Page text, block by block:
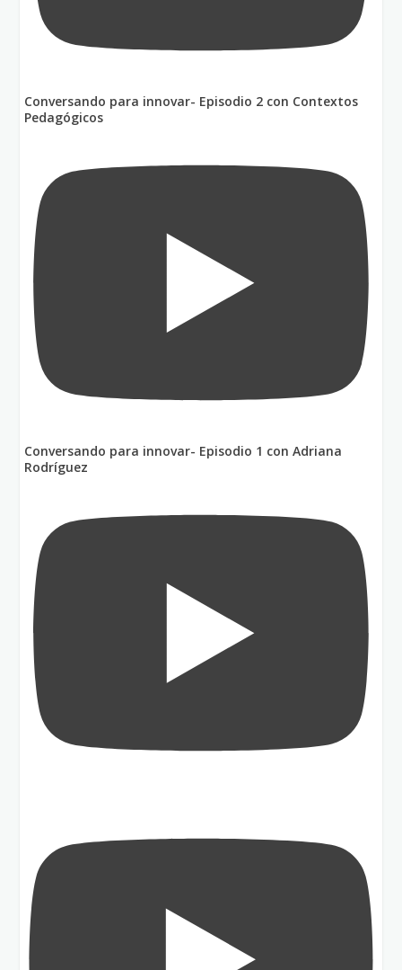
Conversando para innovar- Episodio 2 con Contextos
Pedagógicos
Conversando para innovar- Episodio 1 con Adriana
Rodríguez